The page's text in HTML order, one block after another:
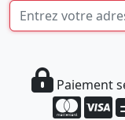
Paiement